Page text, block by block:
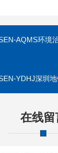
AQMS环境治理效
YDHJ深圳地铁线施
在线留